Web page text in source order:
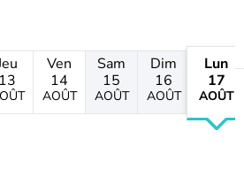
13
Ven
14
AOÛT
Sam
15
AOÛT
Dim
16
AOÛT
Lun
17
AOÛT